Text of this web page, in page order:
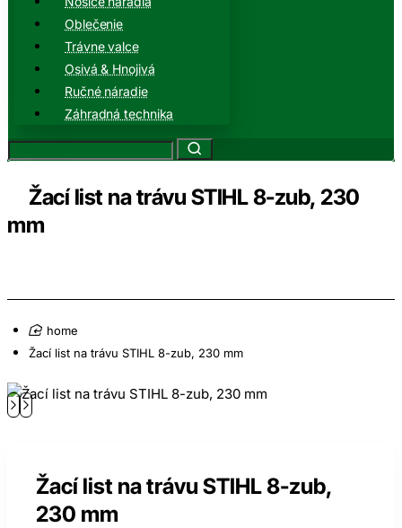
Oblečenie
Trávne valce
Osivá & Hnojivá
Ručné náradie
Záhradná technika
Žací list na trávu STIHL 8-zub, 230
mm
home
Žací list na trávu STIHL 8-zub, 230 mm
Žací list na trávu STIHL 8-zub,
230 mm